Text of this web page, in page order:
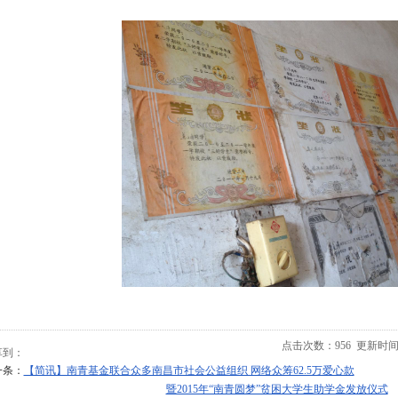
：
点击次数： 956 更新时
：
【简讯】南青基金联合众多南昌市社会公益组织 网络众筹62.5万爱心款
暨2015年“南青圆梦”贫困大学生助学金发放仪式